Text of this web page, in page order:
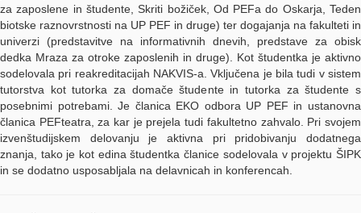
za zaposlene in študente, Skriti božiček, Od PEFa do Oskarja, Teden
biotske raznovrstnosti na UP PEF in druge) ter dogajanja na fakulteti in
univerzi (predstavitve na informativnih dnevih, predstave za obisk
dedka Mraza za otroke zaposlenih in druge). Kot študentka je aktivno
sodelovala pri reakreditacijah NAKVIS-a. Vključena je bila tudi v sistem
tutorstva kot tutorka za domače študente in tutorka za študente s
posebnimi potrebami. Je članica EKO odbora UP PEF in ustanovna
članica PEFteatra, za kar je prejela tudi fakultetno zahvalo. Pri svojem
izvenštudijskem delovanju je aktivna pri pridobivanju dodatnega
znanja, tako je kot edina študentka članice sodelovala v projektu ŠIPK
in se dodatno usposabljala na delavnicah in konferencah.